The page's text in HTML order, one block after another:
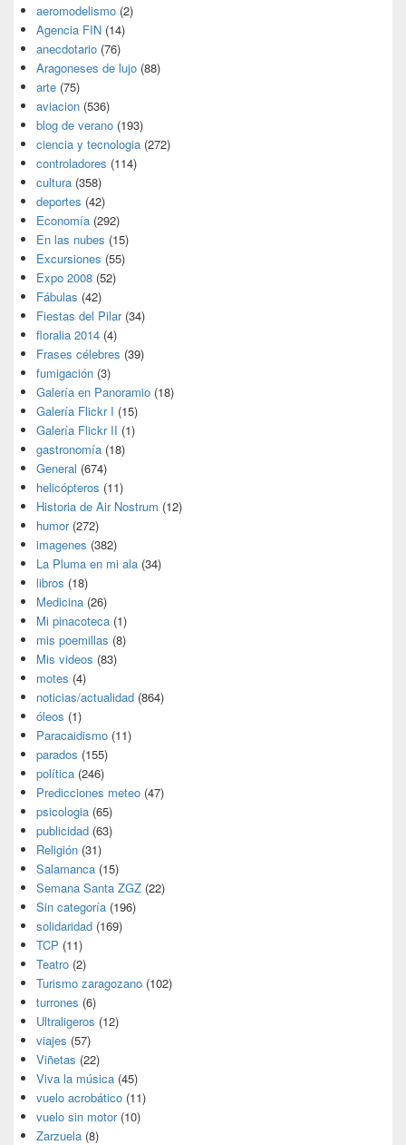
aeromodelismo (2)
Agencia FIN (14)
anecdotario (76)
Aragoneses de lujo (88)
arte (75)
aviacion (536)
blog de verano (193)
ciencia y tecnologia (272)
controladores (114)
cultura (358)
deportes (42)
Economía (292)
En las nubes (15)
Excursiones (55)
Expo 2008 (52)
Fábulas (42)
Fiestas del Pilar(34)
floralia 2014 (4)
Frases célebres (39)
fumigación (3)
Galería en Panoramio (18)
Galería Flickr I (15)
Galería Flickr II (1)
gastronomía (18)
General (674)
helicópteros (11)
Historia de Air Nostrum (12)
humor(272)
imagenes (382)
La Pluma en mi ala (34)
libros (18)
Medicina (26)
Mi pinacoteca (1)
mis poemillas (8)
Mis videos (83)
motes (4)
noticias/actualidad (864)
óleos (1)
Paracaidismo (11)
parados (155)
política (246)
Predicciones meteo (47)
psicologia (65)
publicidad (63)
Religión (31)
Salamanca (15)
Semana Santa ZGZ (22)
Sin categoría (196)
solidaridad (169)
TCP (11)
Teatro (2)
Turismo zaragozano (102)
turrones (6)
Ultraligeros (12)
viajes (57)
Viñetas (22)
Viva la música (45)
vuelo acrobático (11)
vuelo sin motor(10)
Zarzuela (8)